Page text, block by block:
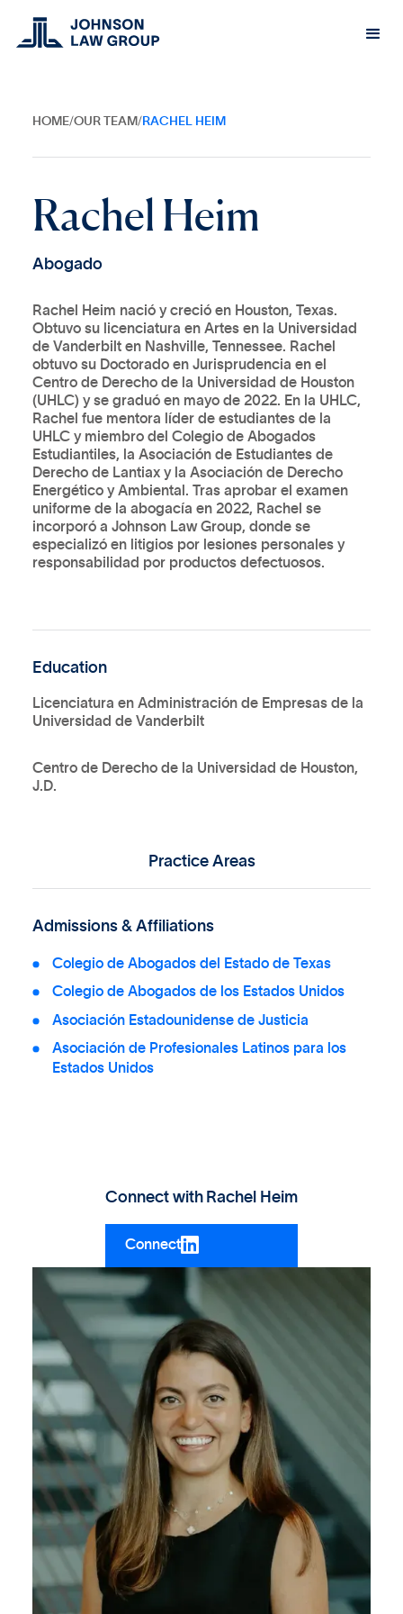
HOME/OUR TEAM /RACHEL HEIM
RachelHeim
Abogado
Rachel Heim nació y creció en Houston, Texas.
Obtuvo su licenciatura en Artes en la Universidad
de Vanderbilt en Nashville, Tennessee. Rachel
obtuvo su Doctorado en Jurisprudencia en el
Centro de Derecho de la Universidad de Houston
(UHLC) y se graduó en mayo de 2022. En la UHLC,
Rachel fue mentora líder de estudiantes de la
UHLC y miembro del Colegio de Abogados
Estudiantiles, la Asociación de Estudiantes de
Derecho de Lantiax y la Asociación de Derecho
Energético y Ambiental. Tras aprobar el examen
uniforme de la abogacía en 2022, Rachel se
incorporó a Johnson Law Group, donde se
especializó en litigios por lesiones personales y
responsabilidad por productos defectuosos.
Education
Licenciatura en Administración de Empresas de la
Universidad de Vanderbilt
Centro de Derecho de la Universidad de Houston,
J.D.
Practice Areas
Admissions & Affiliations
Colegio de Abogados del Estado de Texas
Colegio de Abogados de los Estados Unidos
Asociación Estadounidense de Justicia
Asociación de Profesionales Latinos para los
Estados Unidos
Connect with Rachel Heim
Connect